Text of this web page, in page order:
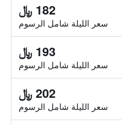
182 ﷼
سعر الليلة شامل الرسوم
193 ﷼
سعر الليلة شامل الرسوم
202 ﷼
سعر الليلة شامل الرسوم